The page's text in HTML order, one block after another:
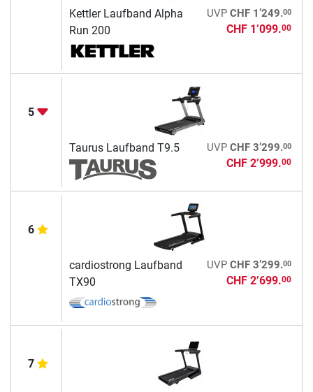
Kettler Laufband Alpha
Run 200
UVP CHF 1’249.00
CHF 1’099.00
5
Taurus Laufband T9.5 UVP CHF 3’299.00
CHF 2’999.00
6
cardiostrong Laufband
TX90
UVP CHF 3’299.00
CHF 2’699.00
7